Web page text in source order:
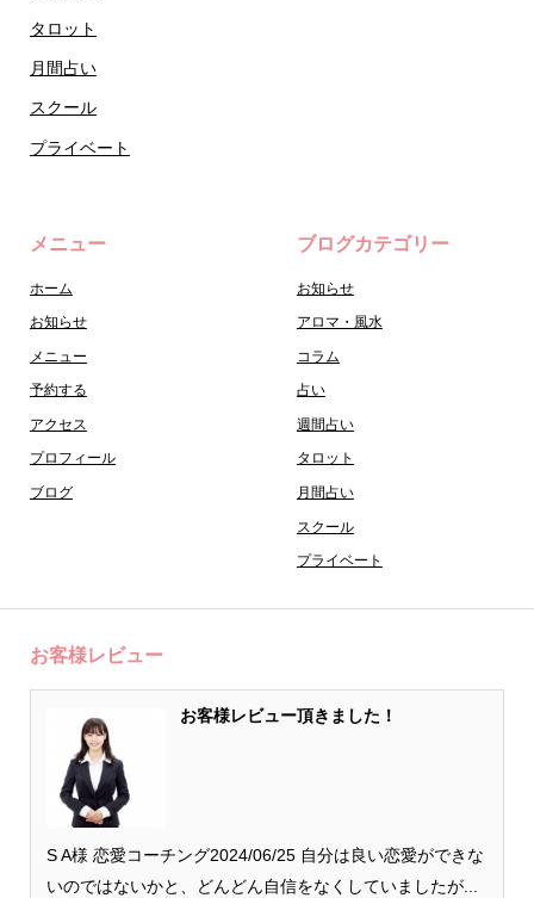
タロット
月間占い
スクール
プライベート
メニュー
ホーム
お知らせ
メニュー
予約する
アクセス
プロフィール
ブログ
ブログカテゴリー
お知らせ
アロマ・風水
コラム
占い
週間占い
タロット
月間占い
スクール
プライベート
お客様レビュー
お客様レビュー頂きました！
S A様 恋愛コーチング2024/06/25 自分は良い恋愛ができな
いのではないかと、どんどん自信をなくしていましたが...